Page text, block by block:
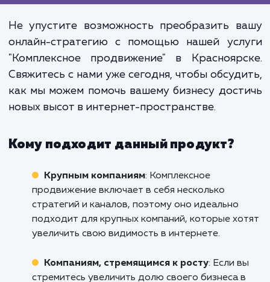
Комплексное продвижение не
сочетает различные каналы
маркетинга. Оно создает
между ними, усиливая
общие результаты.
Не упустите возможность преобразить
"Комплексное продвижение" в